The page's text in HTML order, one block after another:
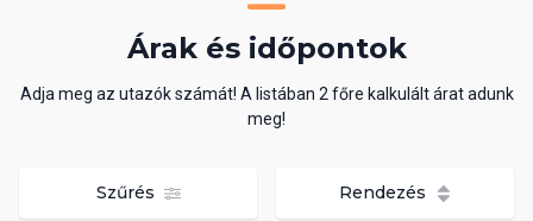
Árak és időpontok
Adja meg az utazók számát! A listában 2 főre kalkulált árat adunk
meg!
Szűrés Rendezés